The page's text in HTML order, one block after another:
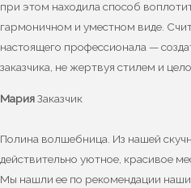
при этом находила способ
гармоничном и уместном виде.
настоящего профессионала —
заказчика, не жертвуя стилем и
МарияЗаказчик
Полина волшебница. Из нашей
действительно уютное, красивое
Мы нашли ее по рекомендации